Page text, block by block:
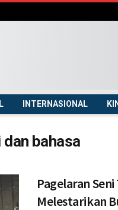
INTERNASIONAL
bahasa
Pagelaran
Melestarikan